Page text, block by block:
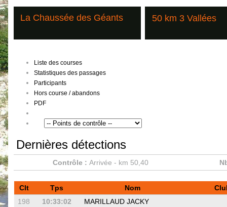
La Chaussée des Géants 50 km 3 Vallées
Liste des courses
Statistiques des passages
Participants
Hors course / abandons
PDF
Dernières détections
Contrôle : Arrivée - km 50,40
Clt Tps Nom
198
10:33:02
MARILLAUD JACKY